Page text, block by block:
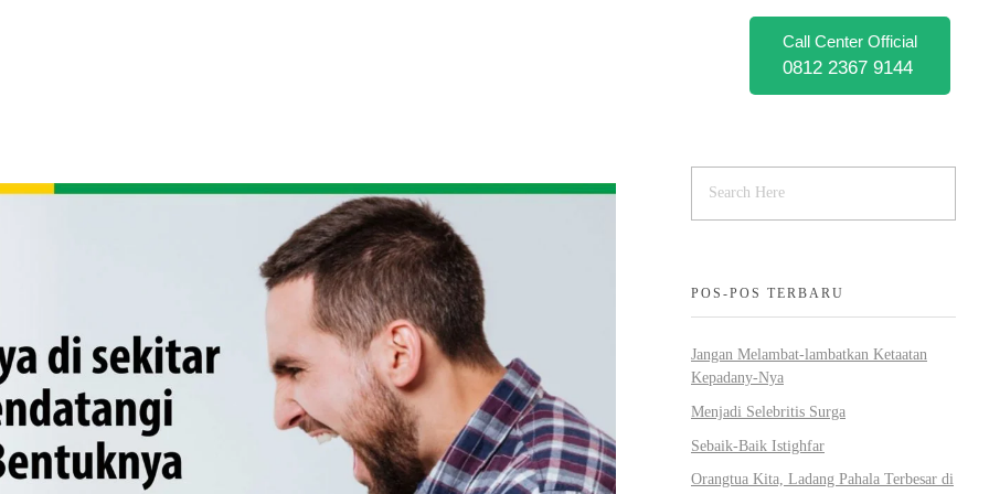
Call Center Official
0812 2367 9144
POS-POS TERBARU
Jangan Melambat-lambatkan Ketaatan
Kepadany-Nya
Menjadi Selebritis Surga
Sebaik-Baik Istighfar
Orangtua Kita, Ladang Pahala Terbesar di